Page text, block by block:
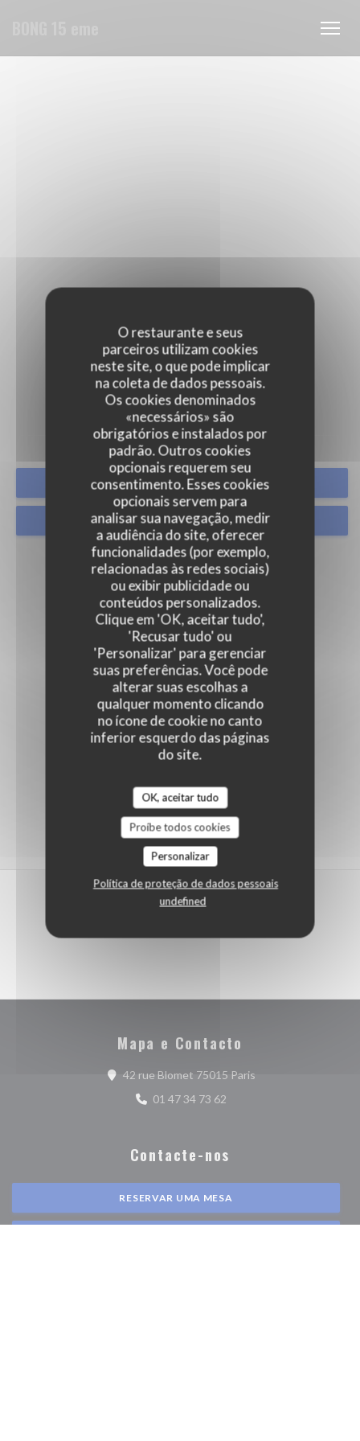
O restaurante e seus
parceiros utilizam cookies
neste site, o que pode implicar
na coleta de dados pessoais.
Os cookies denominados
«necessários» são
obrigatórios e instalados por
padrão. Outros cookies
opcionais requerem seu
consentimento. Esses cookies
opcionais servem para
analisar sua navegação, medir
a audiência do site, oferecer
funcionalidades (por exemplo,
relacionadas às redes sociais)
ou exibir publicidade ou
conteúdos personalizados.
Clique em 'OK, aceitar tudo',
'Recusar tudo' ou
'Personalizar' para gerenciar
suas preferências. Você pode
alterar suas escolhas a
qualquer momento clicando
no ícone de cookie no canto
inferior esquerdo das páginas
do site.
OK, aceitar tudo
Proíbe todos cookies
Personalizar
Política de proteção de dados pessoais
undefined
FOTOS
RESERVAR UMA MESA
CLIQUE E RECOLHA
Mapa e Contacto
42 rue Blomet 75015 Paris
01 47 34 73 62
Contacte-nos
RESERVAR UMA MESA